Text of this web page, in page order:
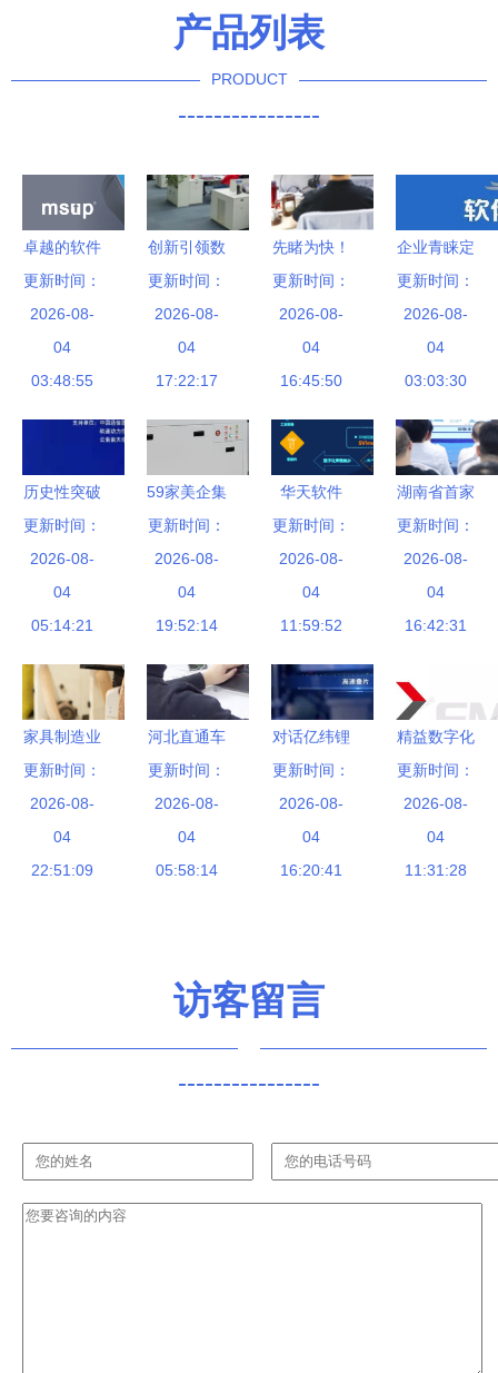
产品列表
PRODUCT
----------------
卓越的软件
质量控制与
保证 软件
研发管理培
训与咨询服
更新时间：
2026-08-
04
03:48:55
创新引领数
字化服务，
匠心专注行
业化发展
——访无锡
经理朱诗琳
更新时间：
2026-08-
04
17:22:17
先睹为快！
2022南京
金洽会开幕
在即，重磅
签约聚焦软
术服务
更新时间：
2026-08-
04
16:45:50
企业青睐定
制开发 软
件定制热度
为何急剧上
升？
更新时间：
2026-08-
04
03:03:30
历史性突破
区镇这家企
业成功入围
中国软件百
强，彰显软
术服务实力
更新时间：
2026-08-
04
05:14:21
59家美企集
体发声，一
片紧急背后
中国半导体
产业的逆势
技术生态的
成型
更新时间：
2026-08-
04
19:52:14
华天软件
C+轮融资
超亿元，工
业软件国产
化迈上新台
更新时间：
2026-08-
04
11:59:52
湖南省首家
工业软件园
在株洲开园
赋能智能制
造新引擎
更新时间：
2026-08-
04
16:42:31
家具制造业
常用ERP系
统推荐 深
耕精品家具
制造的软件
更新时间：
2026-08-
04
22:51:09
河北直通车
专题报道
海云捷迅引
领软件研发
与技术服务
更新时间：
2026-08-
04
05:58:14
对话亿纬锂
能陈翔 以
产品为王，
以技术与质
量双轮驱
擎
更新时间：
2026-08-
04
16:20:41
精益数字化
答案在现场
——益模科
技EMOM产
品经理何文
更新时间：
2026-08-
04
11:31:28
访客留言
----------------